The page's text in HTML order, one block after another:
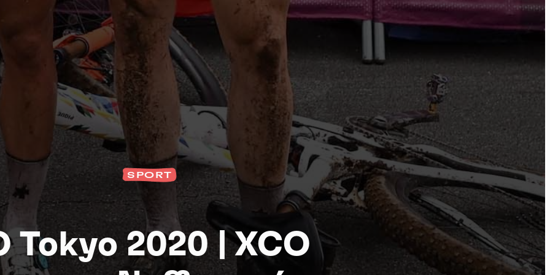
Tokyo 2020 | XCO
SPORT